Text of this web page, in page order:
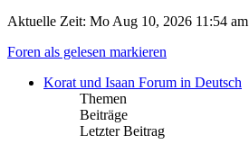
Aktuelle Zeit: Mo Aug 10, 2026 11:54 am
Foren als gelesen markieren
Korat und Isaan Forum in Deutsch
Themen
Beiträge
Letzter Beitrag